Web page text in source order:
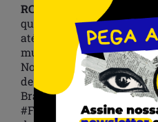
RC:
Isso revela que a
que atravessa todos os
até os eleitores mais
mudança, é porque o
Nossa petição pública já
de assinaturas. Isso, por
Brasil inteiro está
#FIMDAESCALA6X1 foi